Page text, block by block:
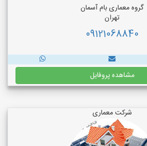
گروه معماری بام آسمان
تهران
09121068840
مشاهده پروفایل
شرکت معماری